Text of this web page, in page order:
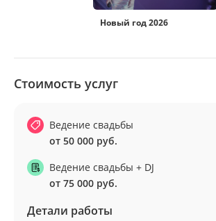
Новый год 2026
Стоимость услуг
Ведение свадьбы
от 50 000 руб.
Ведение свадьбы + DJ
от 75 000 руб.
Детали работы